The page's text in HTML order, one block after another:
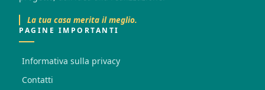
La tua casa merita il meglio.
PAGINE IMPORTANTI
Informativa sulla privacy
Contatti